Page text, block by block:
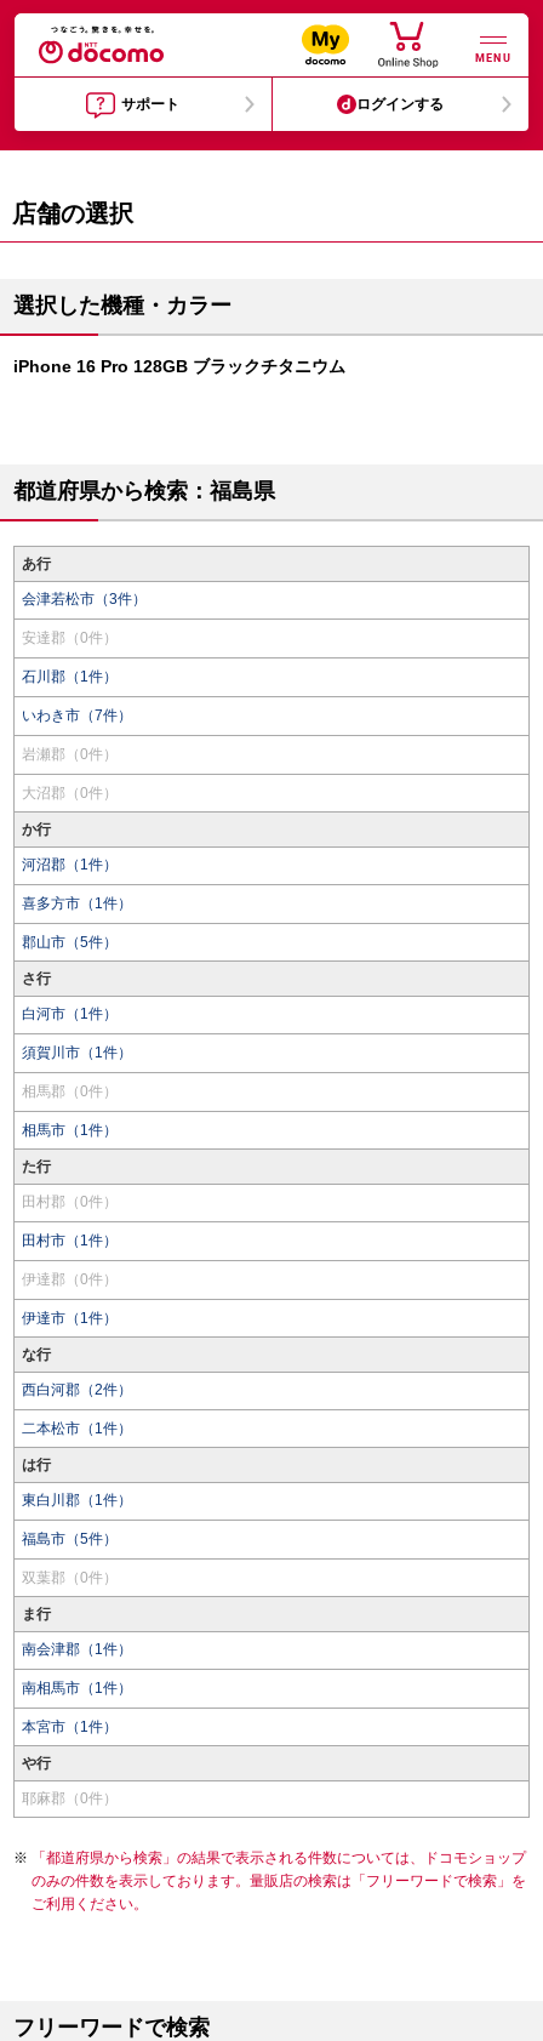
MENU
サポート ログインする
店舗の選択
選択した機種・カラー
iPhone 16 Pro 128GB ブラックチタニウム
都道府県から検索：福島県
あ行
会津若松市（3件）
安達郡（0件）
石川郡（1件）
いわき市（7件）
岩瀬郡（0件）
大沼郡（0件）
か行
河沼郡（1件）
喜多方市（1件）
郡山市（5件）
さ行
白河市（1件）
須賀川市（1件）
相馬郡（0件）
相馬市（1件）
た行
田村郡（0件）
田村市（1件）
伊達郡（0件）
伊達市（1件）
な行
西白河郡（2件）
二本松市（1件）
は行
東白川郡（1件）
福島市（5件）
双葉郡（0件）
ま行
南会津郡（1件）
南相馬市（1件）
本宮市（1件）
や行
耶麻郡（0件）
「都道府県から検索」の結果で表示される件数については、ドコモショップ
のみの件数を表示しております。量販店の検索は「フリーワードで検索」を
ご利用ください。
フリーワードで検索